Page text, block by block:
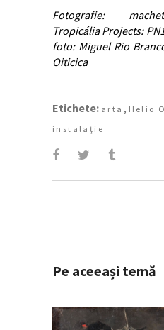
Fotografie:
Tropicália Projects:
foto: Miguel Rio
Oiticica
Etichete: arta , Helio
instalaţie
Pe aceeași temă